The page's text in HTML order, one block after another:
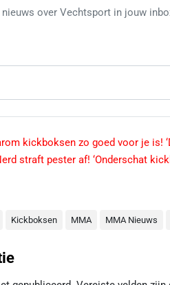
over Vechtsport in jouw
kickboksen zo goed voor je is!
straft pester af! ‘Onderschat
Kickboksen MMA MMA Nieuws